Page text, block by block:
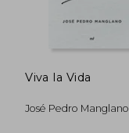
45%
Viva la Vida
José Pedro Manglano